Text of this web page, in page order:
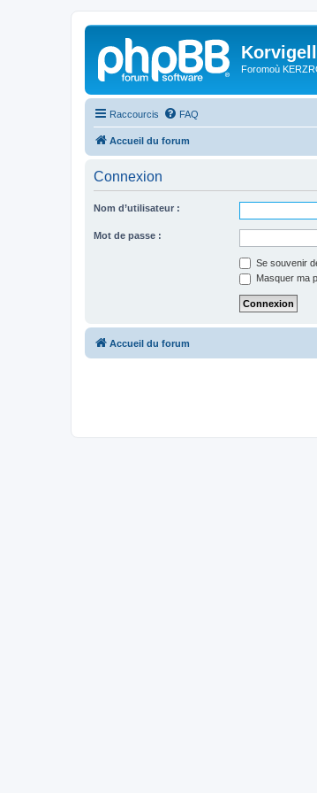
Foromoù
Raccourcis FAQ
Accueil du forum
Connexion
Nom d’utilisateur :
Mot de passe :
Se souvenir
Masquer ma
Accueil du forum